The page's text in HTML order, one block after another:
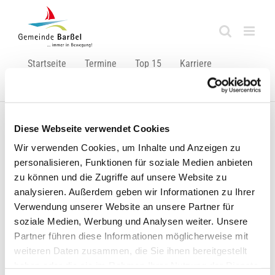
Diese Webseite verwendet Cookies
Wir verwenden Cookies, um Inhalte und Anzeigen zu
personalisieren, Funktionen für soziale Medien anbieten
zu können und die Zugriffe auf unsere Website zu
analysieren. Außerdem geben wir Informationen zu Ihrer
Verwendung unserer Website an unsere Partner für
soziale Medien, Werbung und Analysen weiter. Unsere
Partner führen diese Informationen möglicherweise mit
weiteren Daten zusammen, die Sie ihnen bereitgestellt
springen
Startseite Termine Top 15
Karriere
Zurück Vor
Am 11. September sind Kommunalwahlen!
Warum Sie wählen sollten? Was Sie wissen
sollten!
Hier dazu der neue Filmbeitrag: